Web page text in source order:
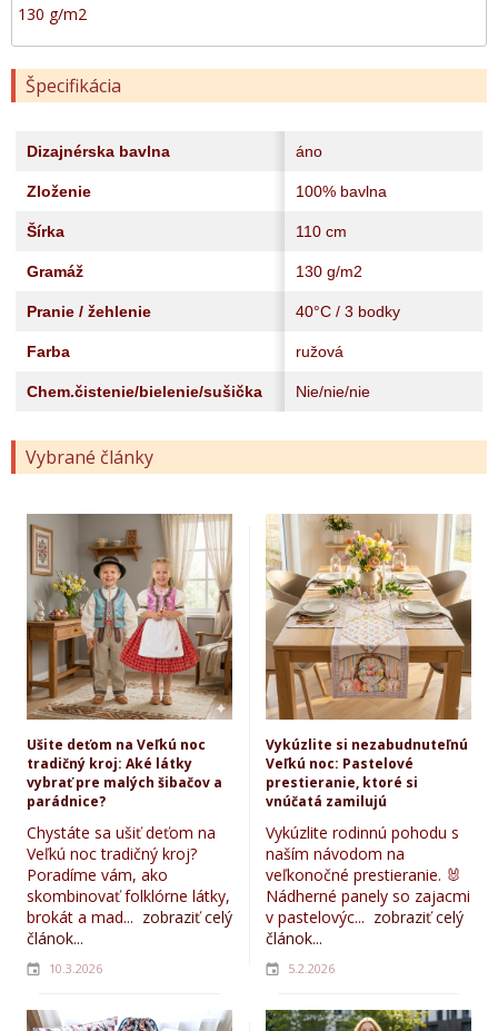
130 g/m2
Špecifikácia
Dizajnérska bavlna áno
Zloženie 100% bavlna
Šírka 110 cm
Gramáž 130 g/m2
Pranie / žehlenie 40°C / 3 bodky
Farba ružová
Chem.čistenie/bielenie/sušička Nie/nie/nie
Vybrané články
Ušite deťom na Veľkú noc
tradičný kroj: Aké látky
vybrať pre malých šibačov a
parádnice?
Chystáte sa ušiť deťom na
Veľkú noc tradičný kroj?
Poradíme vám, ako
skombinovať folklórne látky,
brokát a mad... zobraziť celý
článok...
10.3.2026
Vykúzlite si nezabudnuteľnú
Veľkú noc: Pastelové
prestieranie, ktoré si
vnúčatá zamilujú
Vykúzlite rodinnú pohodu s
naším návodom na
veľkonočné prestieranie. 🐰
Nádherné panely so zajacmi
v pastelovýc... zobraziť celý
článok...
5.2.2026